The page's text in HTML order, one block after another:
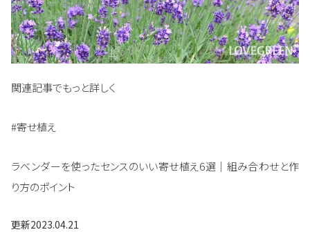
関連記事でもっと詳しく
#寄せ植え
ラベンダーを使ったセンスのいい寄せ植え6選｜組み合わせと作
り方のポイント
更新2023.04.21